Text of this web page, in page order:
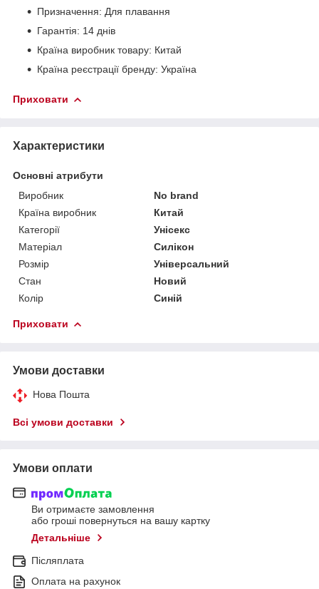
Призначення: Для плавання
Гарантія: 14 днів
Країна виробник товару: Китай
Країна реєстрації бренду: Україна
Приховати
Характеристики
Основні атрибути
Виробник
No brand
Країна виробник
Китай
Категорії
Унісекс
Матеріал
Силікон
Розмір
Універсальний
Стан
Новий
Колір
Синій
Приховати
Умови доставки
Нова Пошта
Всі умови доставки
Умови оплати
Ви отримаєте замовлення
або гроші повернуться на вашу картку
Детальніше
Післяплата
Оплата на рахунок